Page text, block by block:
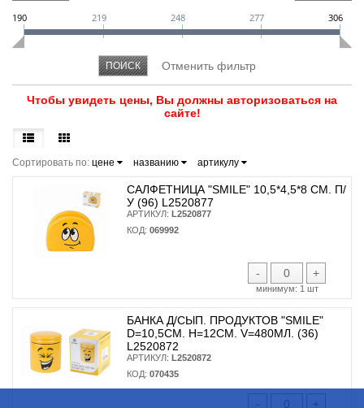
190 219 248 277 306
Чтобы увидеть цены, Вы должны авторизоваться на
сайте!
Сортировать по: цене названию артикулу
САЛФЕТНИЦА "SMILE" 10,5*4,5*8 СМ. П/
У (96) L2520877
АРТИКУЛ: L2520877
КОД: 069992
- +
минимум: 1 шт
БАНКА Д/СЫП. ПРОДУКТОВ "SMILE"
D=10,5СМ. H=12СМ. V=480МЛ. (36)
L2520872
АРТИКУЛ: L2520872
КОД: 070435
- +